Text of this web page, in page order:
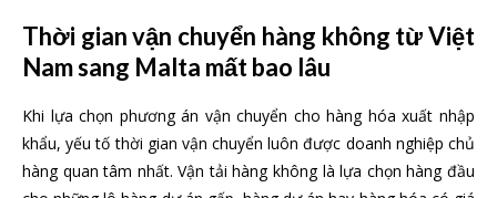
Thời gian vận chuyển hàng không từ Việt
Nam sang Malta mất bao lâu
Khi lựa chọn phương án vận chuyển cho hàng hóa xuất nhập
khẩu, yếu tố thời gian vận chuyển luôn được doanh nghiệp chủ
hàng quan tâm nhất. Vận tải hàng không là lựa chọn hàng đầu